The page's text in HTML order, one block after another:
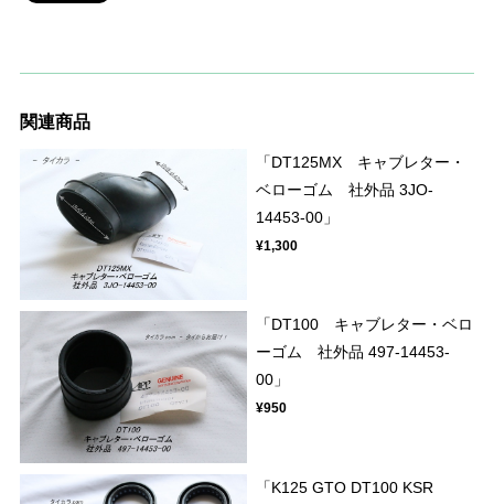
関連商品
「DT125MX キャブレター・
ベローゴム 社外品 3JO-
14453-00」
¥1,300
「DT100 キャブレター・ベロ
ーゴム 社外品 497-14453-
00」
¥950
「K125 GTO DT100 KSR